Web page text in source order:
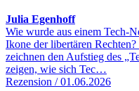
Julia Egenhoff
Wie wurde aus einem Tech-
Ikone der libertären
zeichnen den Aufstieg des
zeigen, wie sich Tec…
Rezension / 01.06.2026